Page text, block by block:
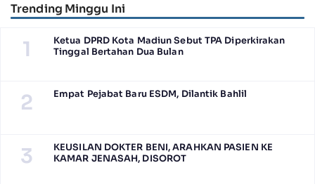
Trending Minggu Ini
1
Ketua DPRD Kota Madiun Sebut TPA Diperkirakan
Tinggal Bertahan Dua Bulan
2 Empat Pejabat Baru ESDM, Dilantik Bahlil
3
KEUSILAN DOKTER BENI, ARAHKAN PASIEN KE
KAMAR JENASAH, DISOROT